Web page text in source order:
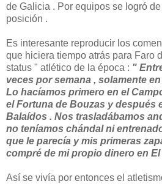
de Galicia . Por equipos se logró
posición .
Es interesante reproducir los
que hiciera tiempo atrás para Faro
status " atlético de la época : "
veces por semana , solamente
Lo hacíamos primero en el
el Fortuna de Bouzas y después
Balaídos . Nos trasladábamos
no teníamos chándal ni
que le parecía y mis primeras
compré de mi propio dinero en
Así se vivía por entonces el